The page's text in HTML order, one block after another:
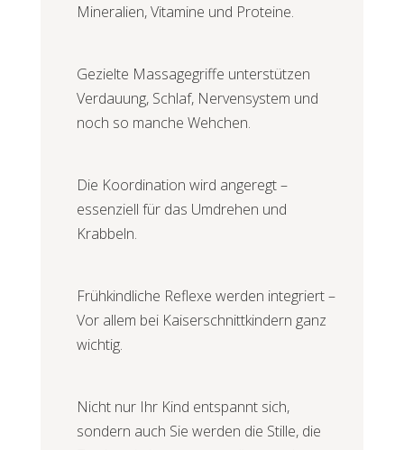
Mineralien, Vitamine und Proteine.
Gezielte Massagegriffe unterstützen
Verdauung, Schlaf, Nervensystem und
noch so manche Wehchen.
Die Koordination wird angeregt –
essenziell für das Umdrehen und
Krabbeln.
Frühkindliche Reflexe werden integriert –
Vor allem bei Kaiserschnittkindern ganz
wichtig.
Nicht nur Ihr Kind entspannt sich,
sondern auch Sie werden die Stille, die